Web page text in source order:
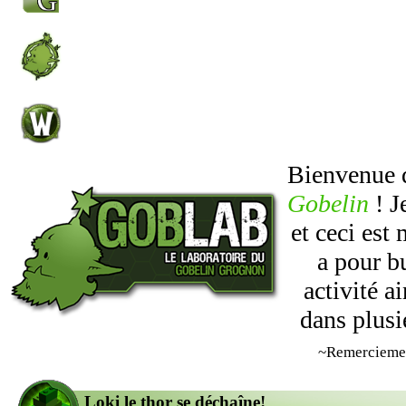
Bienvenue
Gobelin !
et ceci est
a pour
activité
dans
Loki le thor se déchaîne!